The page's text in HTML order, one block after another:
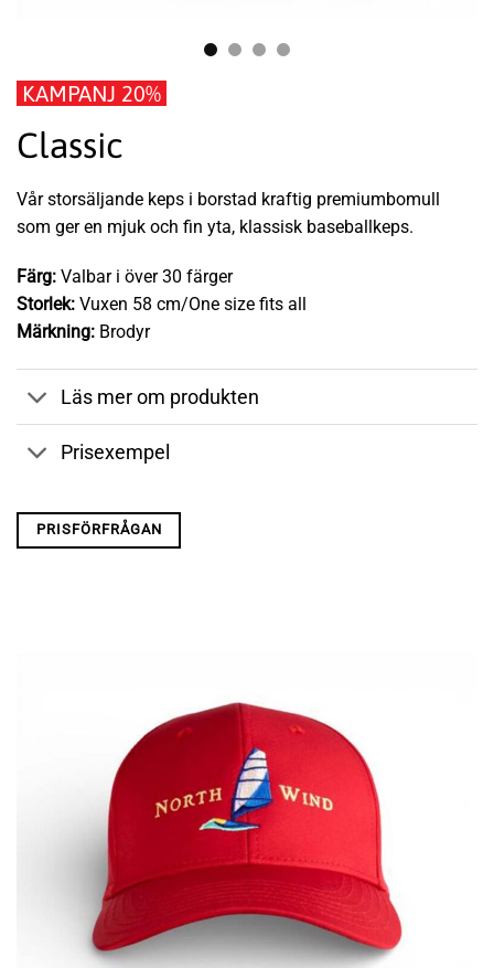
KAMPANJ 20%
Classic
Vår storsäljande keps i borstad kraftig premiumbomull
som ger en mjuk och fin yta, klassisk baseballkeps.
Färg: Valbar i över 30 färger
Storlek: Vuxen 58 cm/One size fits all
Märkning: Brodyr
Läs mer om produkten
Prisexempel
PRISFÖRFRÅGAN